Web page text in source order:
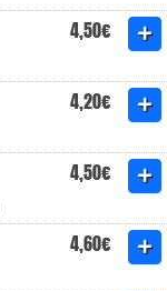
4,50€
4,20€
4,50€
4,60€